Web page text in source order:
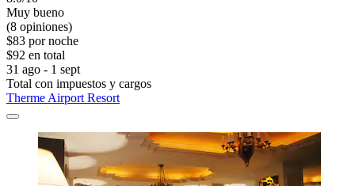
Muy bueno
(8 opiniones)
$83 por noche
$92 en total
31 ago - 1 sept
Total con impuestos y cargos
Therme Airport Resort